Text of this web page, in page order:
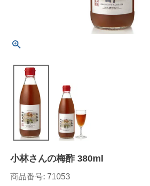
小林さんの梅酢 380ml
商品番号 71053